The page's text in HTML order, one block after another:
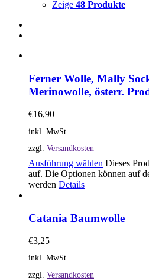
Zeige 48 Produkte
Ferner Wolle, Mally
Merinowolle, österr.
€16,90
inkl. MwSt.
zzgl. Versandkosten
Ausführung wählen Dieses
auf. Die Optionen können auf
werden Details
Catania Baumwolle
€3,25
inkl. MwSt.
zzgl. Versandkosten